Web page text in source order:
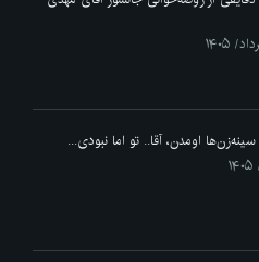
سینه‌زن‌ها اومدن،‌ آقا.. تو اما نبودی...